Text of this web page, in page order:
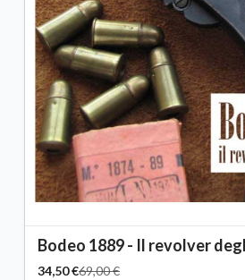
Bodeo 1889 - Il revolver
34,50 €69,00 €